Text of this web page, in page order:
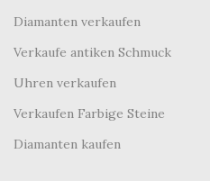
Diamanten verkaufen
Verkaufe antiken Schmuck
Uhren verkaufen
Verkaufen Farbige Steine
Diamanten kaufen